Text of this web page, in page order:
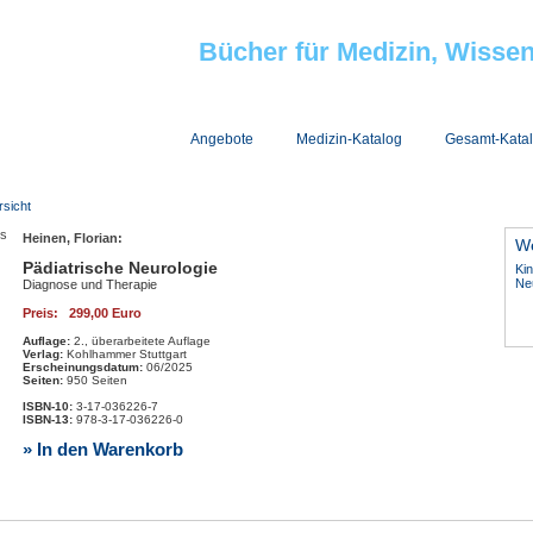
Angebote Medizin-Katalog Gesamt-
Bücher für Medizin,
Heinen, Florian:
Pädiatrische Neurologie
Diagnose und Therapie
Preis: 299,00 Euro
Auflage:2., überarbeitete Auflage
Verlag:Kohlhammer Stuttgart
Erscheinungsdatum:06/2025
Seiten:950 Seiten
ISBN-10:3-17-036226-7
ISBN-13:978-3-17-036226-0
» In den Warenkorb